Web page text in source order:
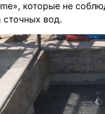
которые не
вод.